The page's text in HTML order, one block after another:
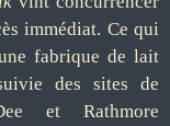
immédiat. Ce qui
fabrique de lait
des sites de
et Rathmore